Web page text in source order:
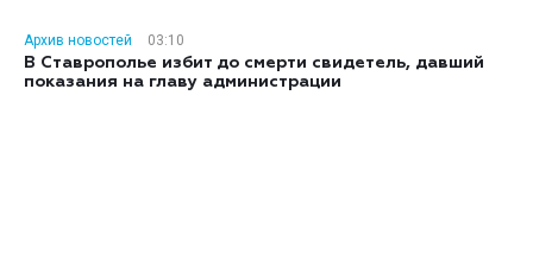
Архив новостей
03:10
В Ставрополье избит до смерти свидетель, давший
показания на главу администрации